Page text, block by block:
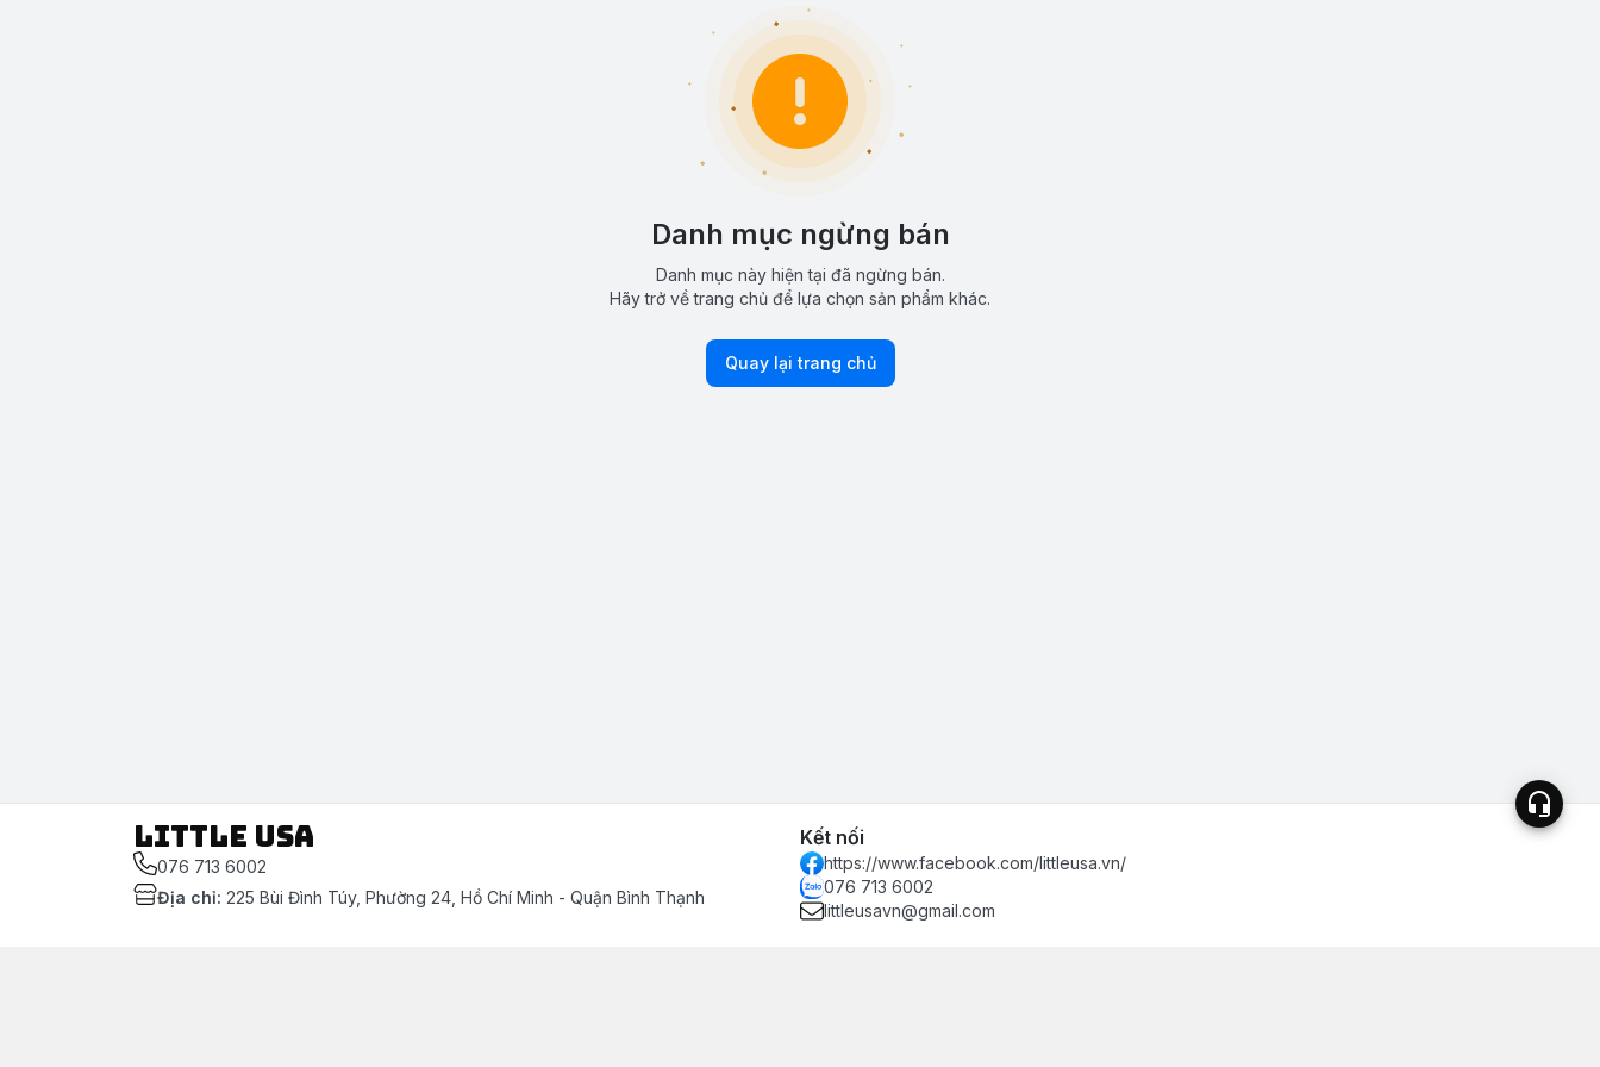
Danh mục ngừng bán
Danh mục này hiện tại đã ngừng bán.
Hãy trở về trang chủ để lựa chọn sản phẩm khác.
Quay lại trang chủ
LITTLE USA
076 713 6002
Địa chỉ: 225 Bùi Đình Túy, Phường 24, Hồ Chí Minh - Quận Bình Thạnh
Kết nối
https://www.facebook.com/littleusa.vn/
076 713 6002
littleusavn@gmail.com